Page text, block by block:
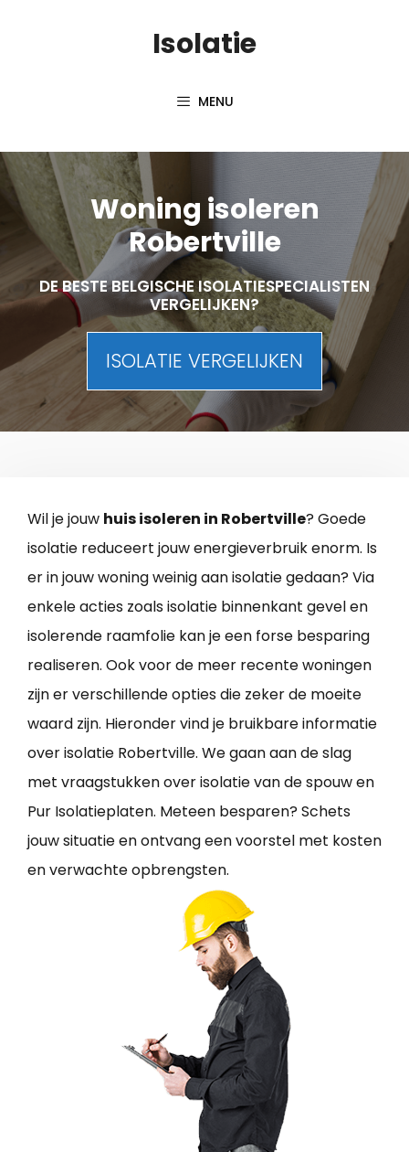
Isolatie
MENU
Woning isoleren
Robertville
DE BESTE BELGISCHE ISOLATIESPECIALISTEN
VERGELIJKEN?
ISOLATIE VERGELIJKEN
Wil je jouw huis isoleren in Robertville? Goede
isolatie reduceert jouw energieverbruik enorm. Is
er in jouw woning weinig aan isolatie gedaan? Via
enkele acties zoals isolatie binnenkant gevel en
isolerende raamfolie kan je een forse besparing
realiseren. Ook voor de meer recente woningen
zijn er verschillende opties die zeker de moeite
waard zijn. Hieronder vind je bruikbare informatie
over isolatie Robertville. We gaan aan de slag
met vraagstukken over isolatie van de spouw en
Pur Isolatieplaten. Meteen besparen? Schets
jouw situatie en ontvang een voorstel met kosten
en verwachte opbrengsten.